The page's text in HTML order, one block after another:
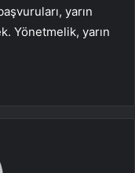
yarın
Yönetmelik, yarın